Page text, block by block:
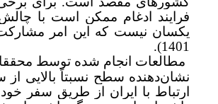
فرایند ادغام ممکن است با
یکسان نیست که این امر مشارکت
1401).
مطالعات انجام شده توسط محققان
نشان‌دهنده سطح نسبتاً بالایی
ارتباط با ایران از طریق سفر